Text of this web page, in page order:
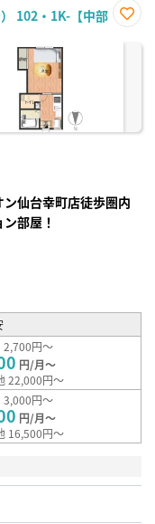
102・1K-【中部
に入
ン仙台幸町店徒歩圏内
部屋！
2,700円～
円/月～
22,000円～
3,000円～
円/月～
16,500円～